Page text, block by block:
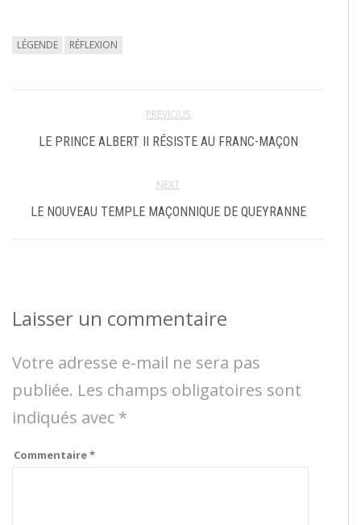
LÉGENDE RÉFLEXION
PREVIOUS
LE PRINCE ALBERT II RÉSISTE AU FRANC-MAÇON
NEXT
LE NOUVEAU TEMPLE MAÇONNIQUE DE QUEYRANNE
Laisser un commentaire
Votre adresse e-mail ne sera pas
publiée. Les champs obligatoires sont
indiqués avec *
Commentaire*